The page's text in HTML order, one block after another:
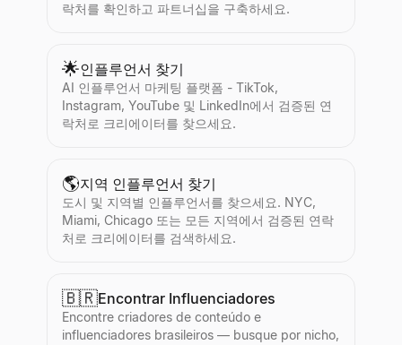
락처를 확인하고 파트너십을 구축하세요.
🌟인플루언서 찾기
AI 인플루언서 마케팅 플랫폼 - TikTok,
Instagram, YouTube 및 LinkedIn에서 검증된 연
락처로 크리에이터를 찾으세요.
🌎지역 인플루언서 찾기
도시 및 지역별 인플루언서를 찾으세요. NYC,
Miami, Chicago 또는 모든 지역에서 검증된 연락
처로 크리에이터를 검색하세요.
🇧🇷Encontrar Influenciadores
Encontre criadores de conteúdo e
influenciadores brasileiros — busque por nicho,